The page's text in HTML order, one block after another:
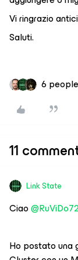
Vi ringrazio
Saluti.
6
11
Link State
Ciao@RuViDo72
Ho postato una